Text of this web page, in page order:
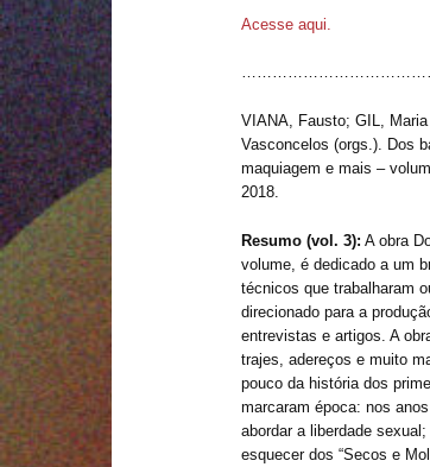
Acesse aqui.
VIANA, Fausto; GIL,
Vasconcelos (orgs.). Dos
maquiagem e mais –
2018.
Resumo (vol. 3): A obra
volume, é dedicado a um
técnicos que trabalharam
direcionado para a
entrevistas e artigos. A
trajes, adereços e muito
pouco da história dos
marcaram época: nos
abordar a liberdade
esquecer dos “Secos e